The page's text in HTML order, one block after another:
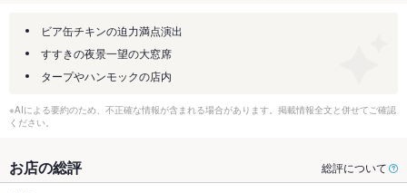
ビア缶チキンの迫力満点演出
すすきの夜景一望の大窓席
タープやハンモックの店内
※AIによる要約のため、不正確な情報が含まれる場合があります。掲載情報全文と併せてご確認
ください。
お店の総評 総評について